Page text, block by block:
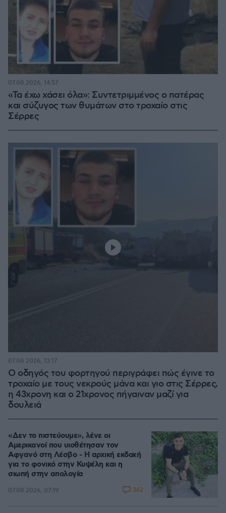
«Τα έχω χάσει όλα»: Συντετριμμένος ο πατέρας
και σύζυγος των θυμάτων στο τροχαίο στις
Σέρρες
07.08.2026, 14:57
Ο οδηγός του φορτηγού περιγράφει πώς έγινε το
τροχαίο με τους νεκρούς μάνα και γιο στις Σέρρες,
η 43χρονη και ο 21χρονος πήγαιναν μαζί για
δουλειά
07.08.2026, 13:17
«Δεν το πιστεύουμε», λένε οι
Αμερικανοί που υιοθέτησαν τον
Αφγανό στη Λέσβο - Η αρχική εκδοχή
για το φονικό στην Κυψέλη και η
σιωπή στην απολογία
07.08.2026, 07:19 362